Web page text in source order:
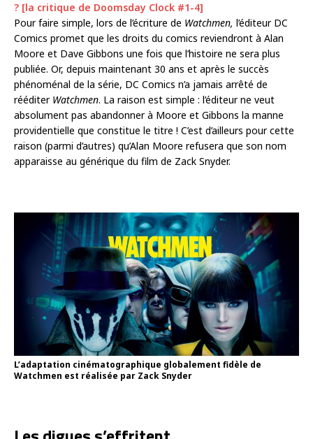
? [la critique de Doomsday Clock #1-4]
Pour faire simple, lors de l’écriture de Watchmen, l’éditeur DC
Comics promet que les droits du comics reviendront à Alan
Moore et Dave Gibbons une fois que l’histoire ne sera plus
publiée. Or, depuis maintenant 30 ans et après le succès
phénoménal de la série, DC Comics n’a jamais arrêté de
rééditer Watchmen. La raison est simple : l’éditeur ne veut
absolument pas abandonner à Moore et Gibbons la manne
providentielle que constitue le titre ! C’est d’ailleurs pour cette
raison (parmi d’autres) qu’Alan Moore refusera que son nom
apparaisse au générique du film de Zack Snyder.
L’adaptation cinématographique globalement fidèle de
Watchmen est réalisée par Zack Snyder